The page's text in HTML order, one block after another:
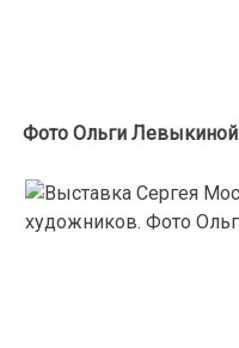
Фото Ольги Левыкиной